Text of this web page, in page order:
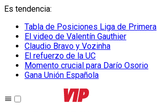
Es tendencia:
Tabla de Posiciones Liga de Primera
El video de Valentín Gauthier
Claudio Bravo y Vozinha
El refuerzo de la UC
Momento crucial para Darío Osorio
Gana Unión Española